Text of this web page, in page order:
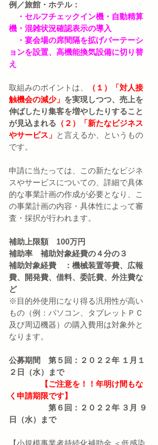
例／旅館・ホテル：
・セルフチェックイン機・自動精算
機・混雑状況確認表示の導入
・宴会場の席間隔を拡げパーテーシ
ョンを設置、高機能換気設備に切り替
え
取組みのポイントは、
（１）「対人接
触機会の減少」 を実現しつつ、売上を
伸ばしたり集客を増やしたりすること
が見込まれる （２）「新たなビジネス
やサービス」 と言えるか、というもの
です。
申請に当たっては、この新たなビジネ
スやサービスについての、詳細で具体
的な事業計画の作成が必要となり、こ
の事業計画の内容・具体性によって審
査・採択が行われます。
補助上限額　100万円
補助率　補助対象経費の４分の３
補助対象経費　：機械装置等費、広報
費、開発費、借料、委託費、外注費な
ど
※目的外使用になり得る汎用性が高い
もの（例：パソコン、タブレットＰＣ
及び周辺機器）の購入費用は対象外と
なります。
公募期間　第５回：２０２２年 １月１
２日（水）まで
【ご注意を！！年明け間もな
く申請期限です】
第６回：２０２２年 ３月 ９
日（水）まで
【小規模事業者持続化補助金 ＜低感染